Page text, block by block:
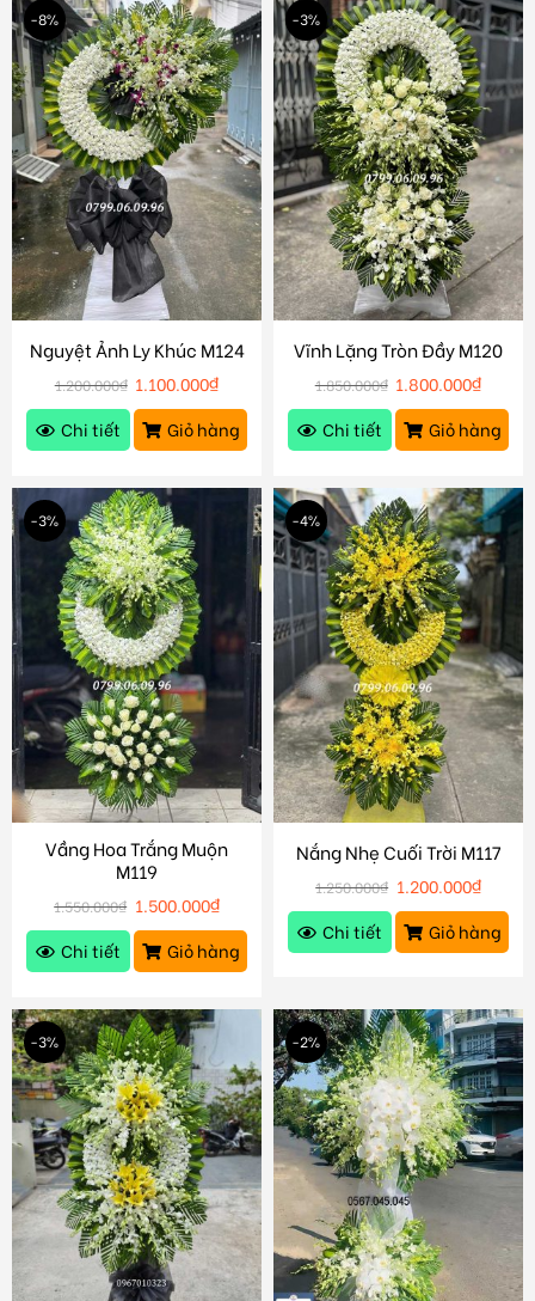
-8%
Nguyệt Ảnh Ly Khúc M124
1.200.000₫ 1.100.000₫
Chi tiết
Giỏ hàng
-3%
Vĩnh Lặng Tròn Đầy M120
1.850.000₫ 1.800.000₫
Chi tiết
Giỏ hàng
-3%
Vầng Hoa Trắng Muộn
M119
1.550.000₫ 1.500.000₫
Chi tiết
Giỏ hàng
-4%
Nắng Nhẹ Cuối Trời M117
1.250.000₫ 1.200.000₫
Chi tiết
Giỏ hàng
-3% -2%